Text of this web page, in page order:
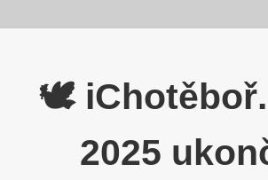
🕊️
2025